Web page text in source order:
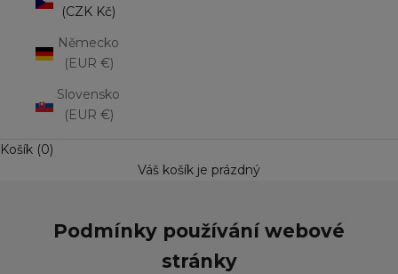
(CZK Kč)
Německo
(EUR €)
Slovensko
(EUR €)
Košík (0)
Váš košík je prázdný
Podmínky používání webové
stránky